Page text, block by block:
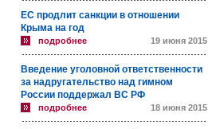
ЕС продлит санкции в отношении
Крыма на год
подробнее 19 июня 2015
Введение уголовной ответственности
за надругательство над гимном
России поддержал ВС РФ
подробнее 18 июня 2015